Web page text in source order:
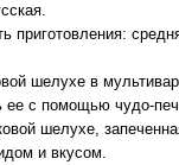
приготовления:
шелухе в
ее с помощью чудо-
шелухе,
и вкусом.